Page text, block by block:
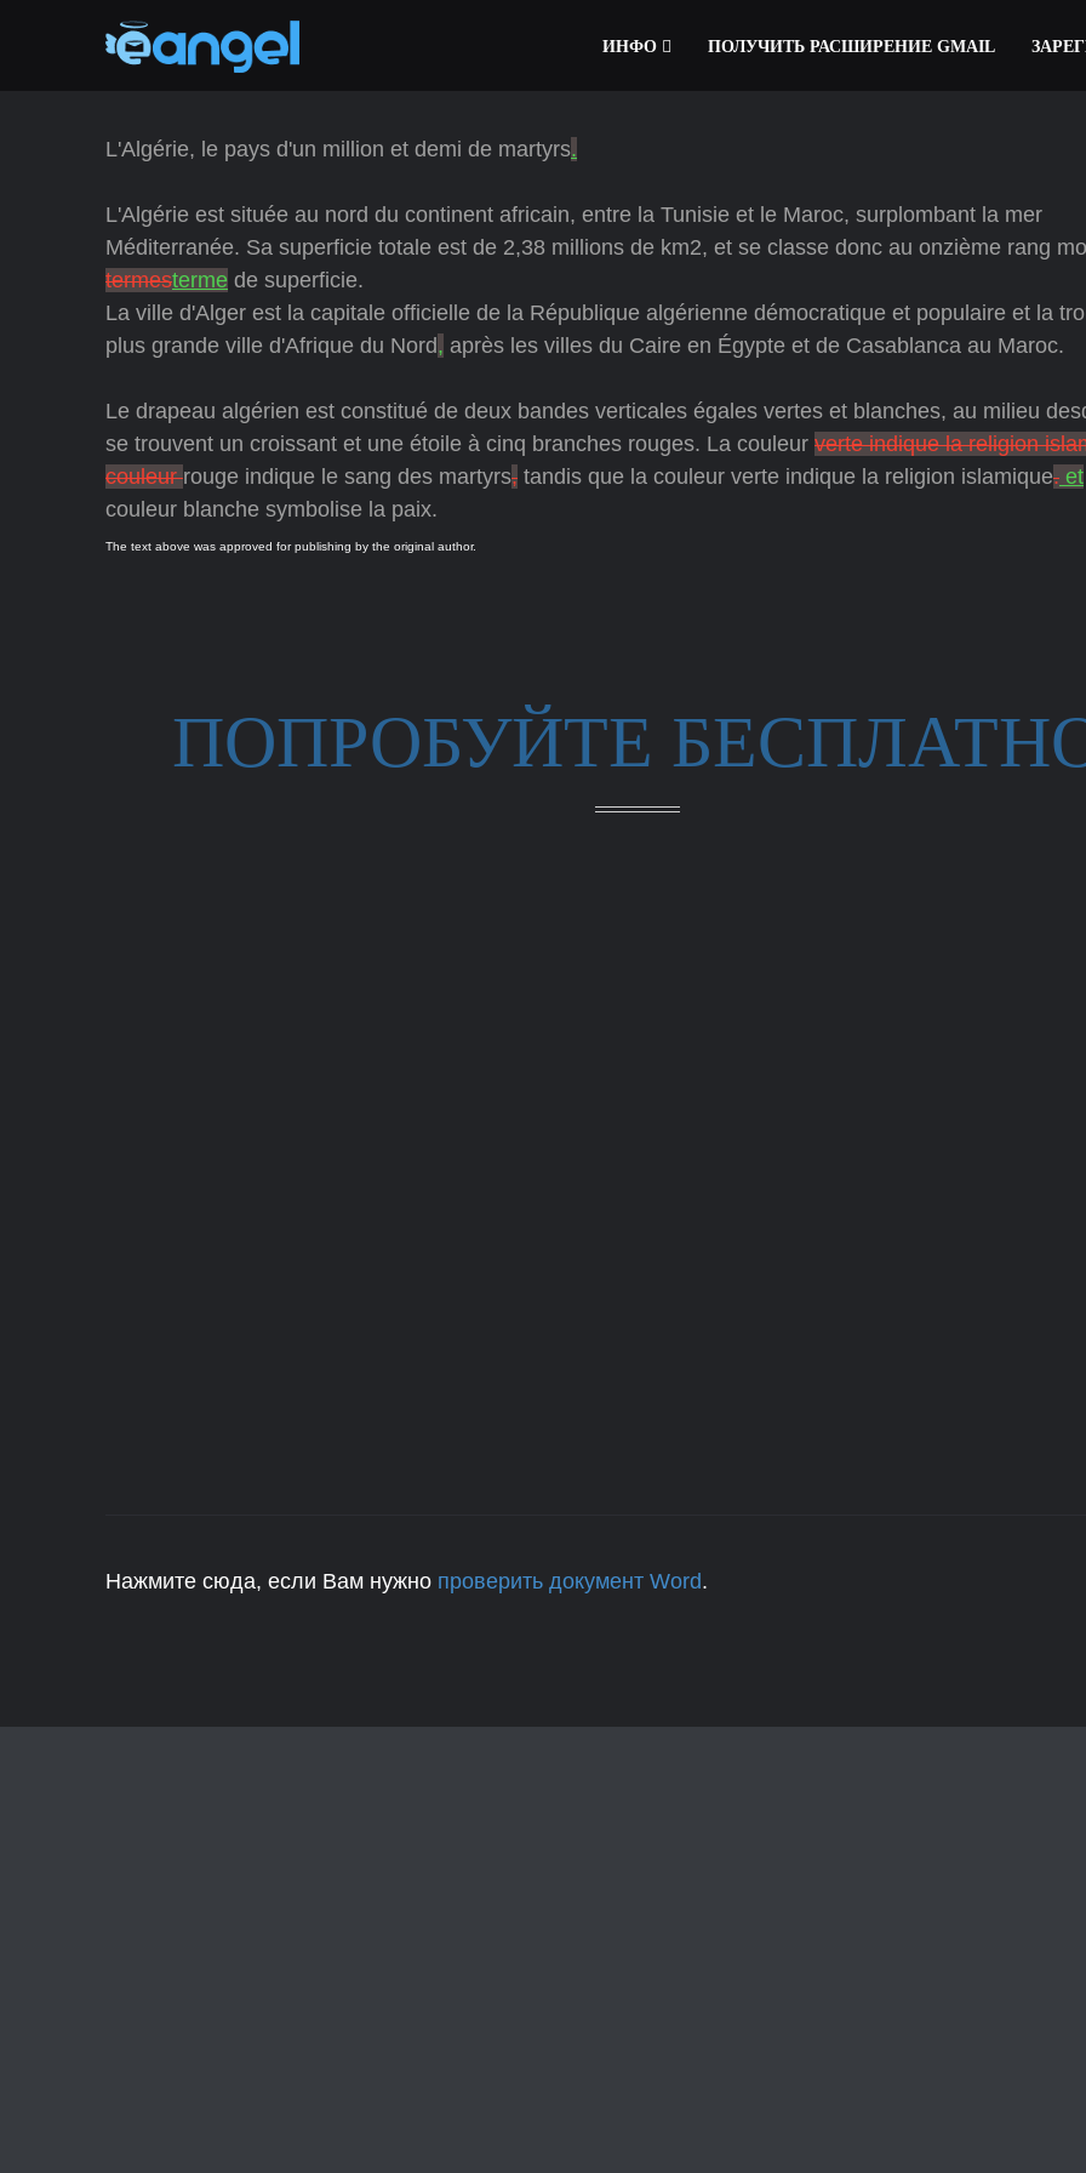
ИНФО ПОЛУЧИТЬ РАСШИРЕНИЕ GMAIL
L'Algérie, le pays d'un million et demi de martyrs.
L'Algérie est située au nord du continent africain, entre la Tunisie et le Maroc, surplombant la mer
Méditerranée. Sa superficie totale est de 2,38 millions de km2, et se classe donc au onzième rang
termesterme de superficie.
La ville d'Alger est la capitale officielle de la République algérienne démocratique et populaire et la
plus grande ville d'Afrique du Nord, après les villes du Caire en Égypte et de Casablanca au Maroc.
Le drapeau algérien est constitué de deux bandes verticales égales vertes et blanches, au milieu
se trouvent un croissant et une étoile à cinq branches rouges. La couleur verte indique la religion
couleurrouge indique le sang des martyrs, tandis que la couleur verte indique la religion islamique. et
couleur blanche symbolise la paix.
The text above was approved for publishing by the original author.
ПОПРОБУЙТЕ
Нажмите сюда, если Вам нужно проверить документ Word.